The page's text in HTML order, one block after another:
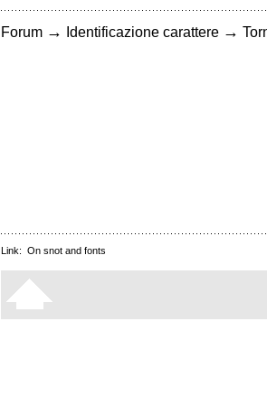
Forum → Identificazione carattere →
Link: On snot and fonts